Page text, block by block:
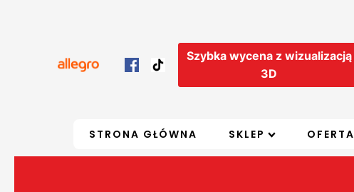
Szybka wycena z wizualizacją
3D
STRONA GŁÓWNA SKLEP OFERTA